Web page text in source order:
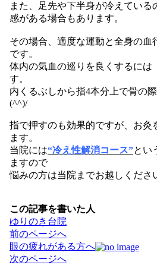
また、足先や下半身が冷えてい
感がある場合もあります。
その場合、適度な運動と全身の血
です。
体内の気血の巡りを良くするには
す。
内くるぶしから指4本分上で骨の
(^^)/
指で押すのも効果的ですが、お灸
ます。
当院には“冷え性解消コース”とい
ますので
悩みの方は当院までお越しくださ
この記事を書いた人
ゆりのき台院
投
稿
ナ
前のページへ
眼の疲れがある方へ
次のページへ